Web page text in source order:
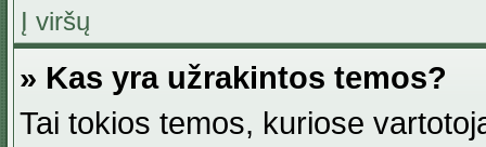
Į viršų
» Kas yra užrakintos temos?
Tai tokios temos, kuriose